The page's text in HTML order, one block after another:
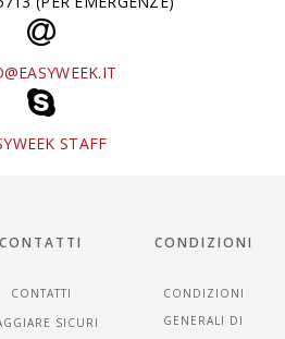
STAFF
CONTATTI
CONTATTI
SICURI
CONDIZIONI
CONDIZIONI
GENERALI DI